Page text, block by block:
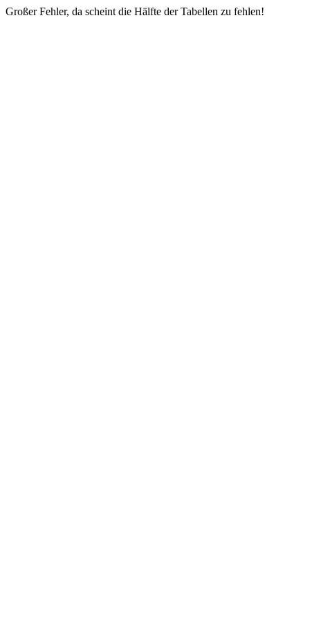
Großer Fehler, da scheint die Hälfte der Tabellen zu fehlen!